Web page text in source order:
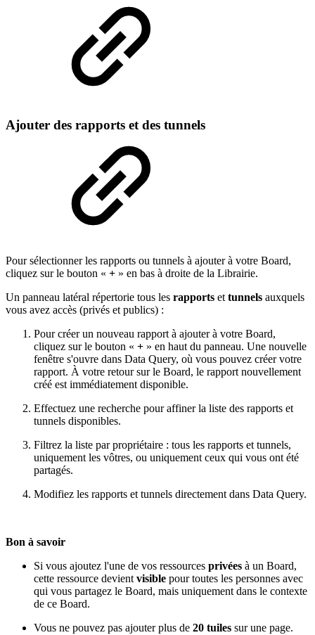
Ajouter des rapports et des tunnels
Pour sélectionner les rapports ou tunnels à ajouter à votre Board,
cliquez sur le bouton « + » en bas à droite de la Librairie.
Un panneau latéral répertorie tous les rapports et tunnels auxquels
vous avez accès (privés et publics) :
Pour créer un nouveau rapport à ajouter à votre Board,
cliquez sur le bouton « + » en haut du panneau. Une nouvelle
fenêtre s'ouvre dans Data Query, où vous pouvez créer votre
rapport. À votre retour sur le Board, le rapport nouvellement
créé est immédiatement disponible.
Effectuez une recherche pour affiner la liste des rapports et
tunnels disponibles.
Filtrez la liste par propriétaire : tous les rapports et tunnels,
uniquement les vôtres, ou uniquement ceux qui vous ont été
partagés.
Modifiez les rapports et tunnels directement dans Data Query.
Bon à savoir
Si vous ajoutez l'une de vos ressources privées à un Board,
cette ressource devient visible pour toutes les personnes avec
qui vous partagez le Board, mais uniquement dans le contexte
de ce Board.
Vous ne pouvez pas ajouter plus de 20 tuiles sur une page.